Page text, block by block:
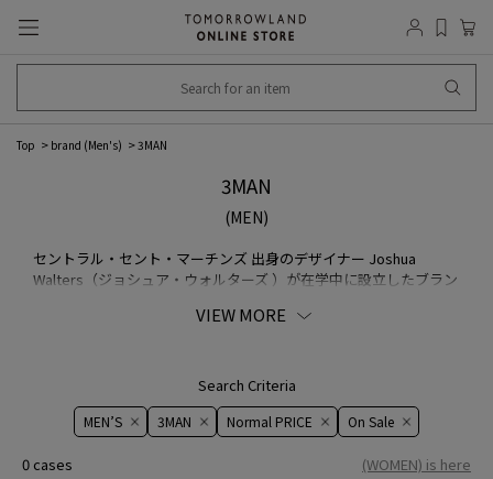
Top brand (Men's) 3MAN
3MAN
(MEN)
セントラル・セント・マーチンズ 出身のデザイナー Joshua
Walters（ジョシュア・ウォルターズ ）が在学中に設立したブラン
右されず、テクスチャーやカラー、素材や機能性に価値を見出
VIEW MORE
Search Criteria
MEN’S 3MAN Normal PRICE On ​​Sale​​
0 cases (WOMEN) is here